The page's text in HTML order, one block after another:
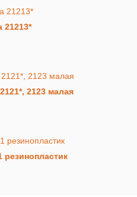
21213*
2123 малая
резинопластик